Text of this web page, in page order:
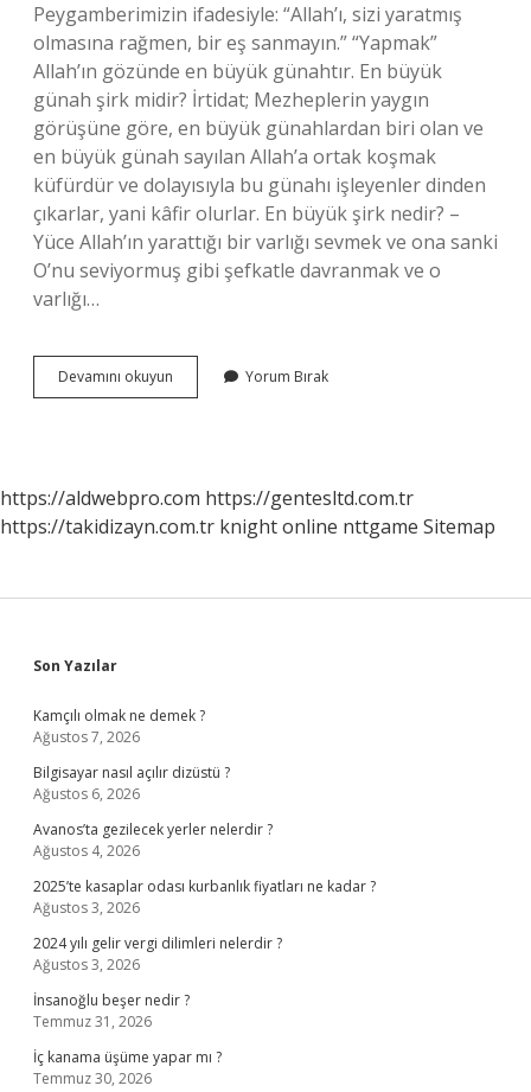
Peygamberimizin ifadesiyle: “Allah’ı, sizi yaratmış
olmasına rağmen, bir eş sanmayın.” “Yapmak”
Allah’ın gözünde en büyük günahtır. En büyük
günah şirk midir? İrtidat; Mezheplerin yaygın
görüşüne göre, en büyük günahlardan biri olan ve
en büyük günah sayılan Allah’a ortak koşmak
küfürdür ve dolayısıyla bu günahı işleyenler dinden
çıkarlar, yani kâfir olurlar. En büyük şirk nedir? –
Yüce Allah’ın yarattığı bir varlığı sevmek ve ona sanki
O’nu seviyormuş gibi şefkatle davranmak ve o
varlığı…
Devamını okuyun
Neden
Yorum Bırak
https://aldwebpro.com https://gentesltd.com.tr
https://takidizayn.com.tr knight online nttgame Sitemap
Sidebar
Son Yazılar
Kamçılı olmak ne demek ?
Ağustos 7, 2026
Bilgisayar nasıl açılır dizüstü ?
Ağustos 6, 2026
Avanos’ta gezilecek yerler nelerdir ?
Ağustos 4, 2026
2025’te kasaplar odası kurbanlık fiyatları ne kadar ?
Ağustos 3, 2026
2024 yılı gelir vergi dilimleri nelerdir ?
Ağustos 3, 2026
İnsanoğlu beşer nedir ?
Temmuz 31, 2026
İç kanama üşüme yapar mı ?
Temmuz 30, 2026